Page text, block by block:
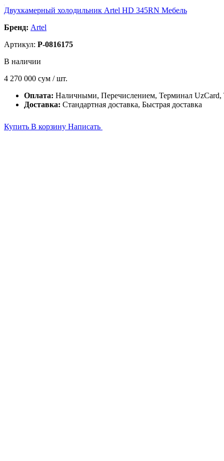
Двухкамерный холодильник Artel HD 345RN Мебель
Бренд: Artel
Артикул: P-0816175
В наличии
4 270 000 сум / шт.
Оплата: Наличными, Перечислением, Терминал
Доставка: Стандартная доставка, Быстрая доставка
Купить В корзину Написать